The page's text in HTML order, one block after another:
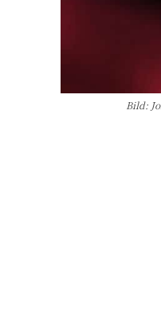
Bild: